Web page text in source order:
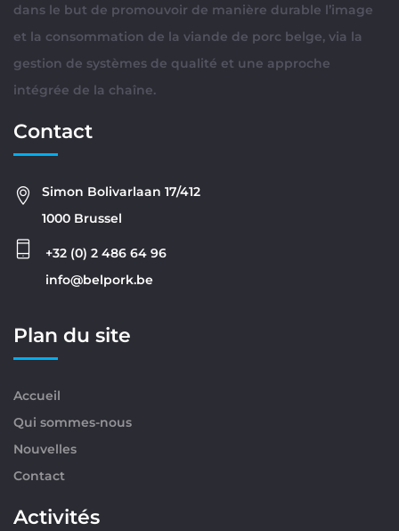
dans le but de promouvoir de manière durable l’image
et la consommation de la viande de porc belge, via la
gestion de systèmes de qualité et une approche
intégrée de la chaîne.
Contact
Simon Bolivarlaan 17/412
1000 Brussel
+32 (0) 2 486 64 96
info@belpork.be
Plan du site
Accueil
Qui sommes-nous
Nouvelles
Contact
Activités